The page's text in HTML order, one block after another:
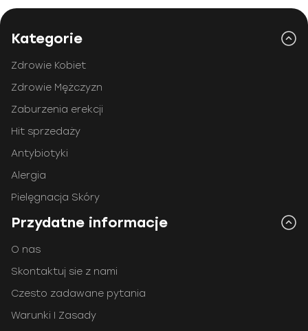
Kategorie
Zdrowie Kobiet
Zdrowie Mężczyzn
Zaburzenia erekcji
Hit sprzedaży
Antybiotyki
Alergia
Pielęgnacja Skóry
Przydatne informacje
O nas
Skontaktuj sie z nami
Czesto zadawane pytania
Warunki I Zasady